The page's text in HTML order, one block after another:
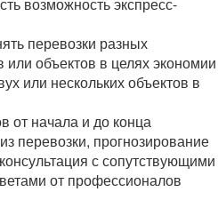
перевозки разных
или объектов в целях экономии
или нескольких объектов в
от начала и до конца
перевозки, прогнозирование
с сопутствующими
от профессионалов